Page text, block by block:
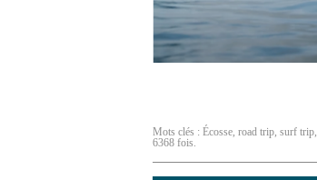
Mots clés : Écosse, road trip, surf trip,
6368 fois.